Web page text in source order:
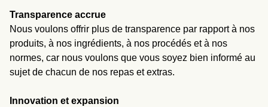
Transparence accrue
Nous voulons offrir plus de transparence par rapport à nos
produits, à nos ingrédients, à nos procédés et à nos
normes, car nous voulons que vous soyez bien informé au
sujet de chacun de nos repas et extras.
Innovation et expansion